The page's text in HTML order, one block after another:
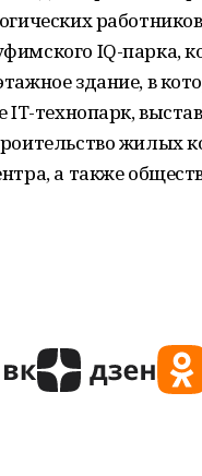
IQ-парка,
здание, в
технопарк,
жилых
а также